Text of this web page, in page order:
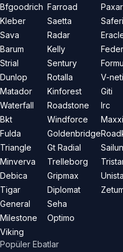
Bfgoodrich
Kleber
Sava
Barum
Strial
Dunlop
Matador
Waterfall
Bkt
Fulda
Triangle
Minverva
Debica
Tigar
General
Milestone
Viking
Farroad
Saetta
Radar
Kelly
Sentury
Rotalla
Kinforest
Roadstone
Windforce
Goldenbridge
Gt Radial
Trelleborg
Gripmax
Diplomat
Seha
Optimo
V-
Giti
Irc
Sailun
Popüler Ebatlar